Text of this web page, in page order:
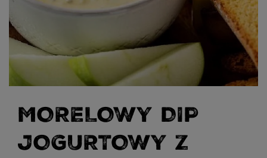
MORELOWY DIP
JOGURTOWY Z